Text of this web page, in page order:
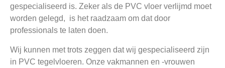
gespecialiseerd is. Zeker als de PVC vloer verlijmd moet
worden gelegd, is het raadzaam om dat door
professionals te laten doen.
Wij kunnen met trots zeggen dat wij gespecialiseerd zijn
in PVC tegelvloeren. Onze vakmannen en -vrouwen